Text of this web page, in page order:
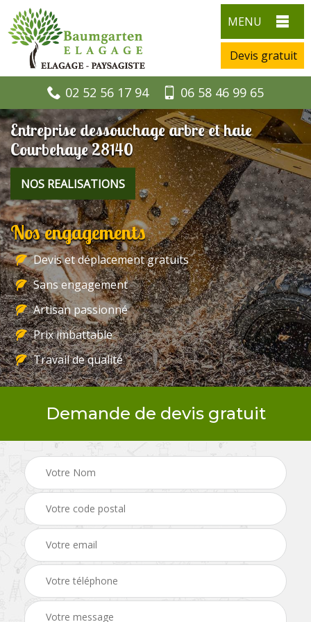
MENU
Devis gratuit
02 52 56 17 94 06 58 46 99 65
Entreprise dessouchage arbre et haie
Courbehaye 28140
NOS REALISATIONS
Nos engagements
Devis et déplacement gratuits
Sans engagement
Artisan passionné
Prix imbattable
Travail de qualité
Demande de devis gratuit